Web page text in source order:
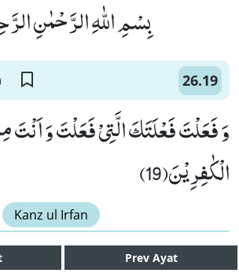
بِسْمِ اللّٰهِ الرَّحْمٰنِ
26.19
وَ فَعَلْتَ فَعْلَتَكَ الَّتِیْ فَعَلْتَ وَ اَنْتَ
الْكٰفِرِیْنَ(19)
Kanz ul Irfan
Prev Ayat